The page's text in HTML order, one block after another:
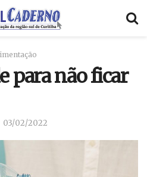
para não ficar
03/02/2022